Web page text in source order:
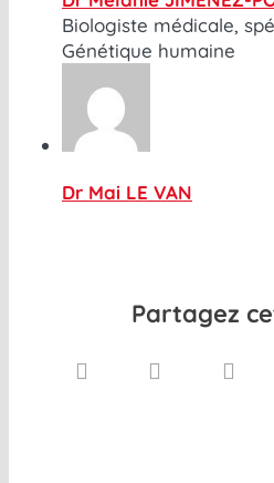
Biologiste médicale,
Génétique humaine
Dr Mai LE VAN
Partagez